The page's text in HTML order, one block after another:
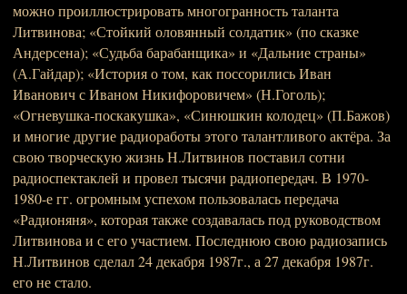
можно проиллюстрировать многогранность таланта
Литвинова; «Стойкий оловянный солдатик» (по сказке
Андерсена); «Судьба барабанщика» и «Дальние страны»
(А.Гайдар); «История о том, как поссорились Иван
Иванович с Иваном Никифоровичем» (Н.Гоголь);
«Огневушка-поскакушка», «Синюшкин колодец» (П.Бажов)
и многие другие радиоработы этого талантливого актёра. За
свою творческую жизнь Н.Литвинов поставил сотни
радиоспектаклей и провел тысячи радиопередач. В 1970-
1980-е гг. огромным успехом пользовалась передача
«Радионяня», которая также создавалась под руководством
Литвинова и с его участием. Последнюю свою радиозапись
Н.Литвинов сделал 24 декабря 1987г., а 27 декабря 1987г.
его не стало.